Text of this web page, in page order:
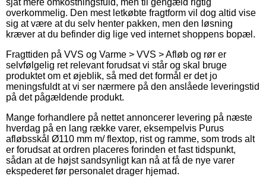
overkommelig. Den mest letkøbte fragtform vil dog altid vise
sig at være at du selv henter pakken, men den løsning
kræver at du befinder dig lige ved internet shoppens bopæl.
Fragttiden på VVS og Varme > VVS > Afløb og rør er
selvfølgelig ret relevant forudsat vi står og skal bruge
produktet om et øjeblik, så med det formål er det jo
meningsfuldt at vi ser nærmere på den anslåede leveringstid
på det pågældende produkt.
Mange forhandlere på nettet annoncerer levering på næste
hverdag på en lang række varer, eksempelvis Purus
afløbsskål Ø110 mm m/ flextop, rist og ramme, som trods alt
er forudsat at ordren placeres forinden et fast tidspunkt,
sådan at de højst sandsynligt kan nå at få de nye varer
ekspederet før personalet drager hjemad.